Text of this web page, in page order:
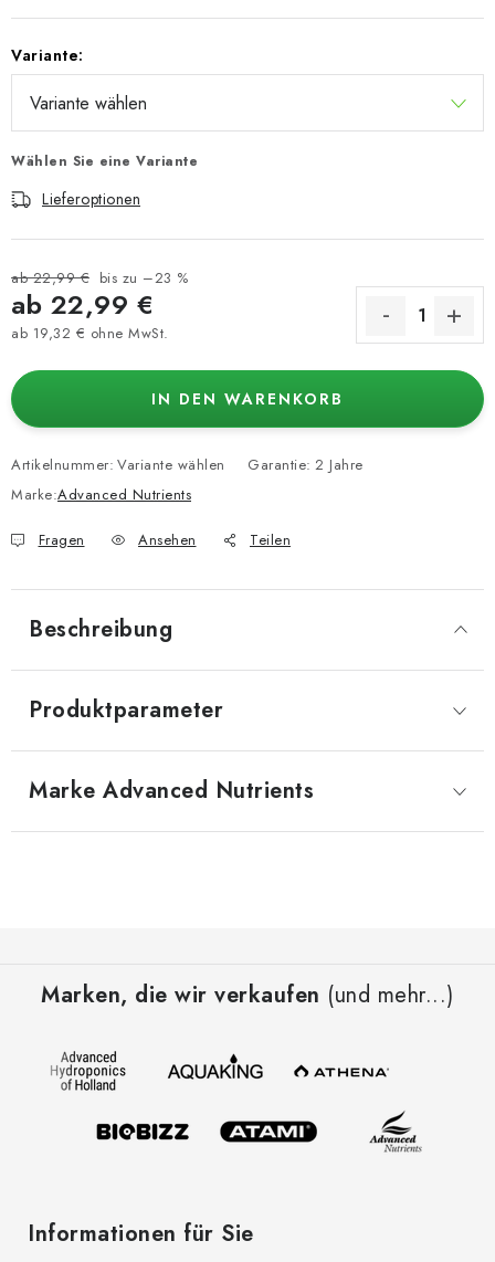
Variante:
Wählen Sie eine Variante
Lieferoptionen
ab 22,99 € bis zu –23 %
ab 22,99 €
ab 19,32 € ohne MwSt.
IN DEN WARENKORB
Artikelnummer: Variante wählen
Marke:Advanced Nutrients
Garantie: 2 Jahre
Fragen Ansehen Teilen
Beschreibung
Produktparameter
Marke Advanced Nutrients
Marken, die wir verkaufen (und mehr...)
Informationen für Sie